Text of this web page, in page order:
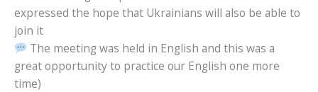
expressed the hope that Ukrainians will also be able to
join it
The meeting was held in English and this was a
great opportunity to practice our English one more
time)